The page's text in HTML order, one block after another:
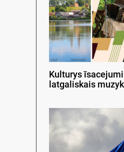
Kulturys
latgaliskais